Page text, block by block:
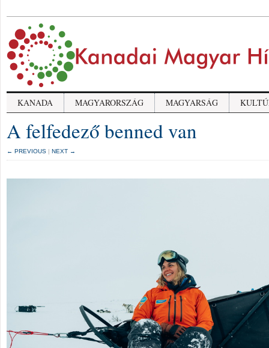
KANADA MAGYARORSZÁG MAGYARSÁG
A felfedező benned van
← PREVIOUS | NEXT →